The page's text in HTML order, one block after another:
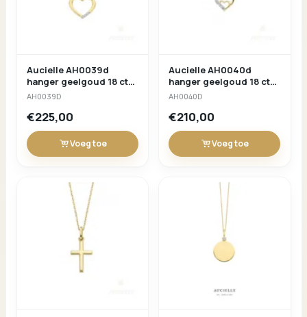
Aucielle AH0039d
hanger geelgoud 18 ct
briljant 0.025ct
AH0039D
€225,00
Voeg toe
Aucielle AH0040d
hanger geelgoud 18 ct
briljant 0.01ct
AH0040D
€210,00
Voeg toe